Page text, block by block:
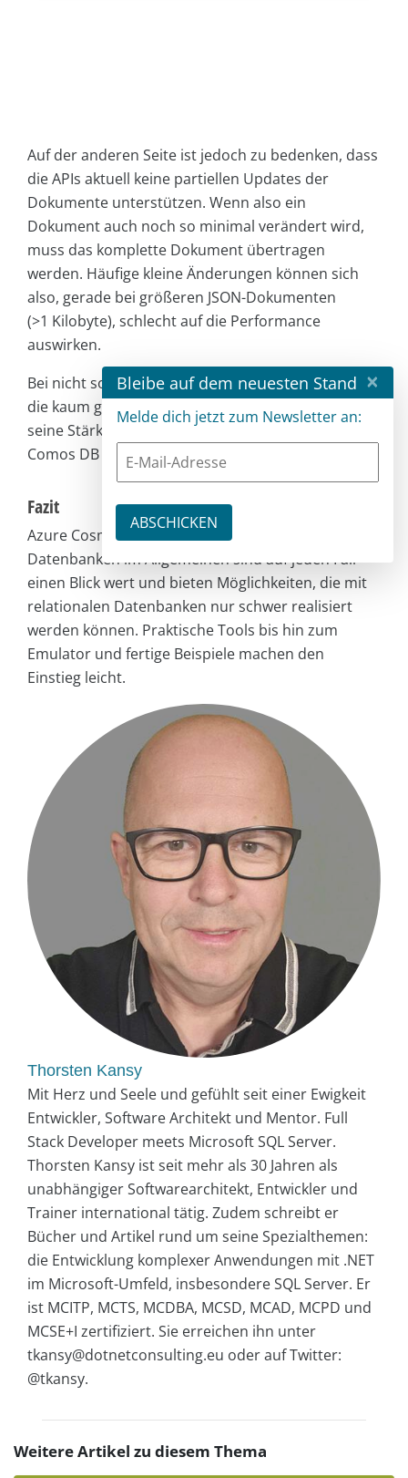
Auf der anderen Seite ist jedoch zu bedenken, dass
die APIs aktuell keine partiellen Updates der
Dokumente unterstützen. Wenn also ein
Dokument auch noch so minimal verändert wird,
muss das komplette Dokument übertragen
werden. Häufige kleine Änderungen können sich
also, gerade bei größeren JSON-Dokumenten
(>1 Kilobyte), schlecht auf die Performance
auswirken.
Bei nicht so großen, flexiblen Daten oder solchen,
die kaum geändert werden müssen, kann NoSQL
seine Stärke ausspielen. Das gilt auch für Azure
Comos DB mit seinen unterschiedlichen APIs.
Fazit
Azure Cosmos DB im Speziellen und NoSQL-
Datenbanken im Allgemeinen sind auf jeden Fall
einen Blick wert und bieten Möglichkeiten, die mit
relationalen Datenbanken nur schwer realisiert
werden können. Praktische Tools bis hin zum
Emulator und fertige Beispiele machen den
Einstieg leicht.
Thorsten Kansy
Mit Herz und Seele und gefühlt seit einer Ewigkeit
Entwickler, Software Architekt und Mentor. Full
Stack Developer meets Microsoft SQL Server.
Thorsten Kansy ist seit mehr als 30 Jahren als
unabhängiger Softwarearchitekt, Entwickler und
Trainer international tätig. Zudem schreibt er
Bücher und Artikel rund um seine Spezialthemen:
die Entwicklung komplexer Anwendungen mit .NET
im Microsoft-Umfeld, insbesondere SQL Server. Er
ist MCITP, MCTS, MCDBA, MCSD, MCAD, MCPD und
MCSE+I zertifiziert. Sie erreichen ihn unter
tkansy@dotnetconsulting.eu oder auf Twitter:
@tkansy.
Weitere Artikel zu diesem Thema
Bleibe auf dem neuesten Stand ×
Melde dich jetzt zum Newsletter an: